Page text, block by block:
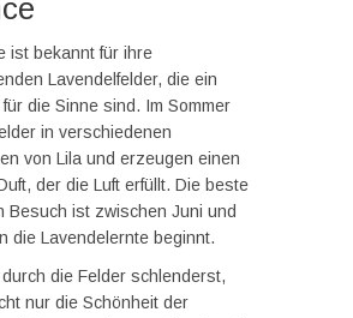
ist bekannt für ihre
Lavendelfelder, die ein
die Sinne sind. Im Sommer
in verschiedenen
von Lila und erzeugen einen
der die Luft erfüllt. Die beste
Besuch ist zwischen Juni und
die Lavendelernte beginnt.
die Felder schlenderst,
nur die Schönheit der